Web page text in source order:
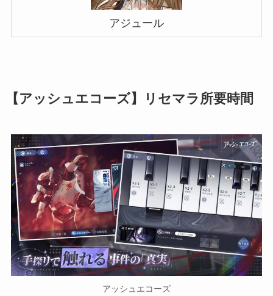
アジュール
【 アッシュエコーズ】リセマラ所要時間
アッシュエコーズ